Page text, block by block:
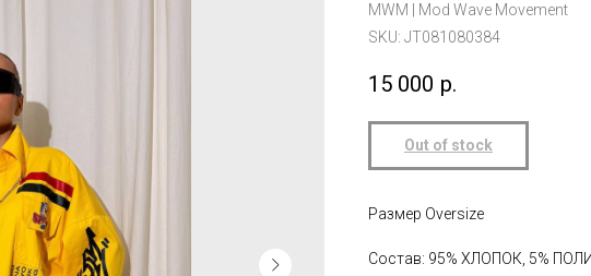
MWM | Mod Wave Movement
SKU: JT081080384
15 000 р.
Out of stock
Размер Oversize
Состав: 95% ХЛОПОК, 5%